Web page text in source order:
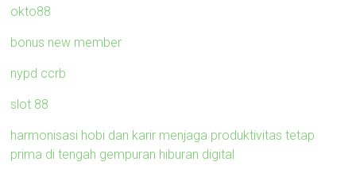
okto88
bonus new member
nypd ccrb
slot 88
harmonisasi hobi dan karir menjaga produktivitas tetap
prima di tengah gempuran hiburan digital